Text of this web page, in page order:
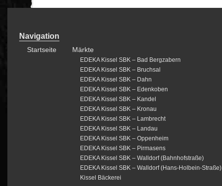
Navigation
Startseite Märkte
EDEKA Kissel SBK – Bad Bergzabern
EDEKA Kissel SBK – Bruchsal
EDEKA Kissel SBK – Dahn
EDEKA Kissel SBK – Edenkoben
EDEKA Kissel SBK – Kandel
EDEKA Kissel SBK – Kronau
EDEKA Kissel SBK – Lambrecht
EDEKA Kissel SBK – Landau
EDEKA Kissel SBK – Oppenheim
EDEKA Kissel SBK – Pirmasens
EDEKA Kissel SBK – Walldorf (Bahnhofstraße)
EDEKA Kissel SBK – Walldorf (Hans-Holbein-Straße)
Kissel Bäckerei